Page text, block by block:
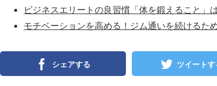
ビジネスエリートの良習慣「体を鍛えること」
モチベーションを高める！ジム通いを続けるた
シェアする ツイートす